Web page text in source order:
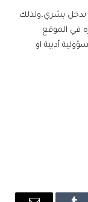
تدخل بشري،ولذلك
في الموقع
أدبية او